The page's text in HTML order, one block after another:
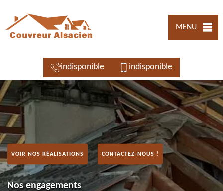
MENU
indisponible indisponible
VOIR NOS RÉALISATIONS CONTACTEZ-NOUS !
Nos engagements